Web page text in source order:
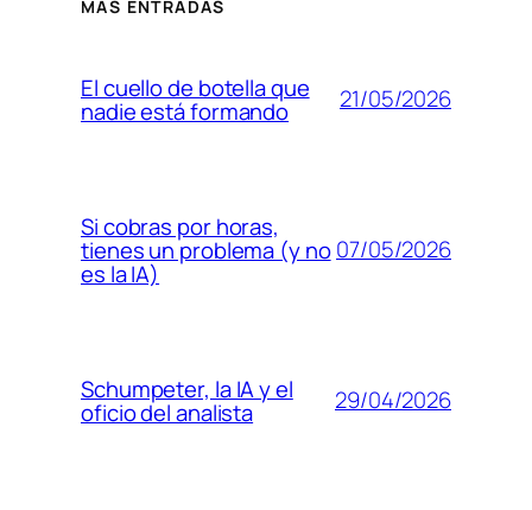
MÁS ENTRADAS
El cuello de botella que
nadie está formando 21/05/2026
Si cobras por horas,
tienes un problema (y no
es la IA)
07/05/2026
Schumpeter, la IA y el
oficio del analista 29/04/2026